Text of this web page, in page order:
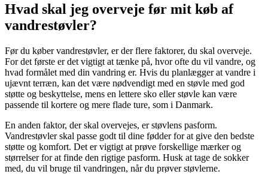
Hvad skal jeg overveje før mit køb af
vandrestøvler?
Før du køber vandrestøvler, er der flere faktorer, du skal overveje.
For det første er det vigtigt at tænke på, hvor ofte du vil vandre, og
hvad formålet med din vandring er. Hvis du planlægger at vandre i
ujævnt terræn, kan det være nødvendigt med en støvle med god
støtte og beskyttelse, mens en lettere sko eller støvle kan være
passende til kortere og mere flade ture, som i Danmark.
En anden faktor, der skal overvejes, er støvlens pasform.
Vandrestøvler skal passe godt til dine fødder for at give den bedste
støtte og komfort. Det er vigtigt at prøve forskellige mærker og
størrelser for at finde den rigtige pasform. Husk at tage de sokker
med, du vil bruge til vandringen, når du prøver støvlerne.